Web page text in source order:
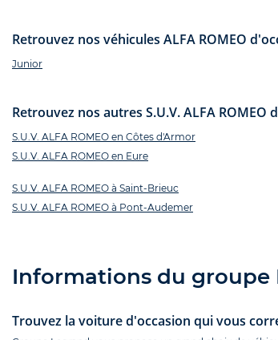
Retrouvez nos véhicules ALFA ROMEO
Junior
Retrouvez nos autres S.U.V. ALFA
S.U.V. ALFA ROMEO en Côtes d'Armor
S.U.V. ALFA ROMEO en Eure
S.U.V. ALFA ROMEO à Saint-Brieuc
S.U.V. ALFA ROMEO à Pont-Audemer
Informations du groupe
Trouvez la voiture d'occasion qui vous